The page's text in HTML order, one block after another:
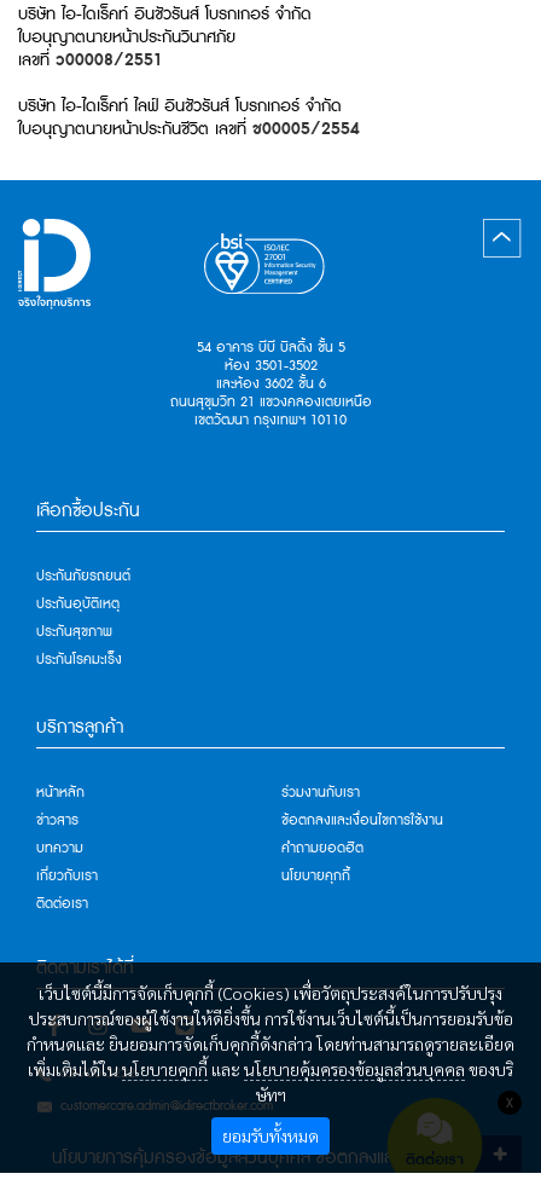
เว็บไซต์นี้มีการจัดเก็บคุกกี้ (Cookies) เพื่อวัตถุประสงค์ในการปรับปรุง
ประสบการณ์ของผู้ใช้งานให้ดียิ่งขึ้น การใช้งานเว็บไซต์นี้เป็นการยอมรับข้อ
กำหนดและ ยินยอมการจัดเก็บคุกกี้ดังกล่าว โดยท่านสามารถดูรายละเอียด
เพิ่มเติมได้ในนโยบายคุกกี้ และ นโยบายคุ้มครองข้อมูลส่วนบุคคล ของบริ
ษัทฯ
ยอมรับทั้งหมด
บริษัท ไอ-ไดเร็คท์ อินชัวรันส์ โบรกเกอร์ จำกัด
ใบอนุญาตนายหน้าประกันวินาศภัย
เลขที่ ว00008/2551
บริษัท ไอ-ไดเร็คท์ ไลฟ์ อินชัวรันส์ โบรกเกอร์ จำกัด
ใบอนุญาตนายหน้าประกันชีวิต เลขที่ ช00005/2554
54 อาคาร บีบี บิลดิ้ง ชั้น 5
ห้อง 3501-3502
และห้อง 3602 ชั้น 6
ถนนสุขุมวิท 21 แขวงคลองเตยเหนือ
เขตวัฒนา กรุงเทพฯ 10110
เลือกซื้อประกัน
ประกันภัยรถยนต์
ประกันอุบัติเหตุ
ประกันสุขภาพ
ประกันโรคมะเร็ง
บริการลูกค้า
หน้าหลัก
ข่าวสาร
บทความ
เกี่ยวกับเรา
ติดต่อเรา
ร่วมงานกับเรา
ข้อตกลงและเงื่อนไขการใช้งาน
คำถามยอดฮิต
นโยบายคุกกี้
ติดตามเราได้ที่
02-700-5222
customercare.admin@idirectbroker.com
นโยบายการคุ้มครองข้อมูลส่วนบุคคลข้อตกลงและเงื่อนไขการใช้
X
ติดต่อเรา